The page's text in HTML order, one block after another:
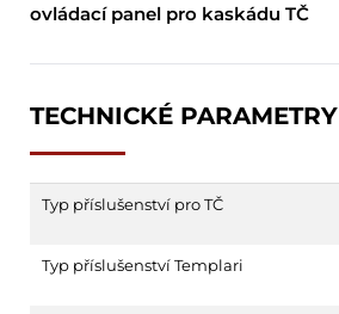
ovládací panel pro kaskádu TČ
TECHNICKÉ PARAMETRY
Typ příslušenství pro TČ
Typ příslušenství Templari